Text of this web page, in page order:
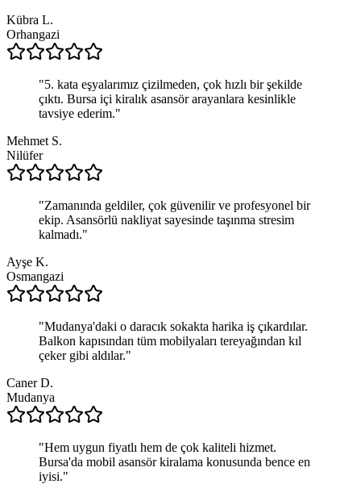
Kübra L.
Orhangazi
"5. kata eşyalarımız çizilmeden, çok hızlı bir şekilde
çıktı. Bursa içi kiralık asansör arayanlara kesinlikle
tavsiye ederim."
Mehmet S.
Nilüfer
"Zamanında geldiler, çok güvenilir ve profesyonel bir
ekip. Asansörlü nakliyat sayesinde taşınma stresim
kalmadı."
Ayşe K.
Osmangazi
"Mudanya'daki o daracık sokakta harika iş çıkardılar.
Balkon kapısından tüm mobilyaları tereyağından kıl
çeker gibi aldılar."
Caner D.
Mudanya
"Hem uygun fiyatlı hem de çok kaliteli hizmet.
Bursa'da mobil asansör kiralama konusunda bence en
iyisi."